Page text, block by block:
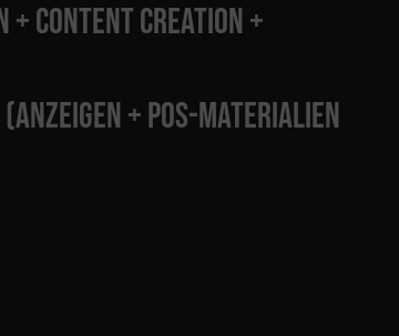
+ CONTENT CREATION +
+ POS-MATERIALIEN